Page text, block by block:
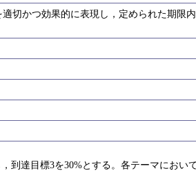
切かつ効果的に表現し，定められた期限
到達目標3を30%とする。各テーマにおい